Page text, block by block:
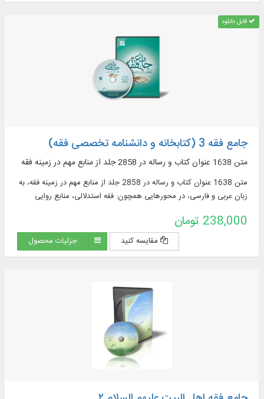
قابل دانلود
جامع فقه 3 (کتابخانه و دانشنامه تخصصی فقه)
متن 1638 عنوان کتاب و رساله در 2858 جلد از منابع مهم در زمينه فقه
متن 1638 عنوان کتاب و رساله در 2858 جلد از منابع مهم در زمينه فقه، به
زبان عربی و فارسی، در محورهایی همچون: فقه استدلالی، منابع روایی
مستحدثه، فقه مقارن ...
238,000 تومان
مقایسه کنید جزئیات محصول